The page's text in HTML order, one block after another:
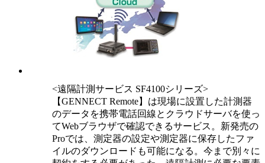
<遠隔計測サービス SF4100シリーズ>
【GENNECT Remote】は現場に設置した計測器
のデータを携帯電話回線とクラウドサーバを使っ
てWebブラウザで確認できるサービス。新発売の
Proでは、測定器の設定や測定器に保存したファ
イルのダウンロードも可能になる。今まで別々に